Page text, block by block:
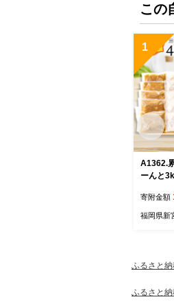
この
1
A1362.
ーんと
グセッ
【訳あり
寄附金額
福岡県新
ふるさと
ふるさと